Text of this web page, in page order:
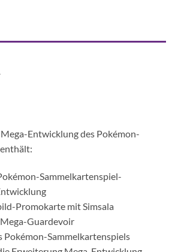
Entwicklung des Pokémon-
Sammelkartenspiel-
Promokarte mit Simsala
Guardevoir
Pokémon-Sammelkartenspiels